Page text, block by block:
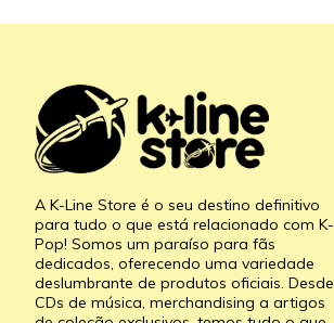
A K-Line Store é o seu destino definitivo
para tudo o que está relacionado com K-
Pop! Somos um paraíso para fãs
dedicados, oferecendo uma variedade
deslumbrante de produtos oficiais. Desde
CDs de música, merchandising a artigos